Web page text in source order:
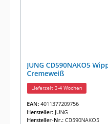
JUNG CD590NAKO5
Cremeweiß
Lieferzeit 3-4 Wochen
EAN: 4011377209756
Hersteller: JUNG
Hersteller-Nr.: CD590NAKO5